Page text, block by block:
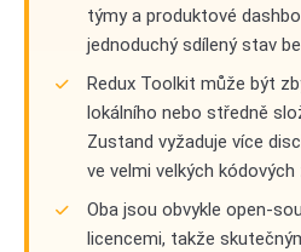
týmy a produktové
jednoduchý sdílený stav
Redux Toolkit může být
lokálního nebo středně
Zustand vyžaduje více
ve velmi velkých kódových
Oba jsou obvykle open-
licencemi, takže